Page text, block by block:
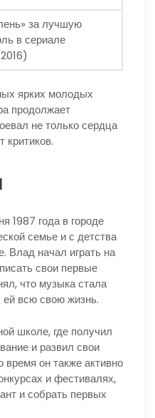
за лучшую
в сериале
ярких молодых
продолжает
не только сердца
критиков.
1987 года в городе
семье и с детства
Влад начал играть на
свои первые
что музыка стала
ей всю свою жизнь.
школе, где получил
и развил свои
время он также активно
и фестивалях,
и собрать первых